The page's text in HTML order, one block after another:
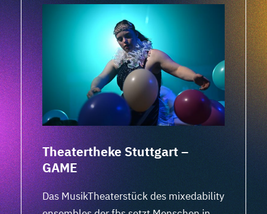
Theatertheke Stuttgart –
GAME
Das MusikTheaterstück des mixedability